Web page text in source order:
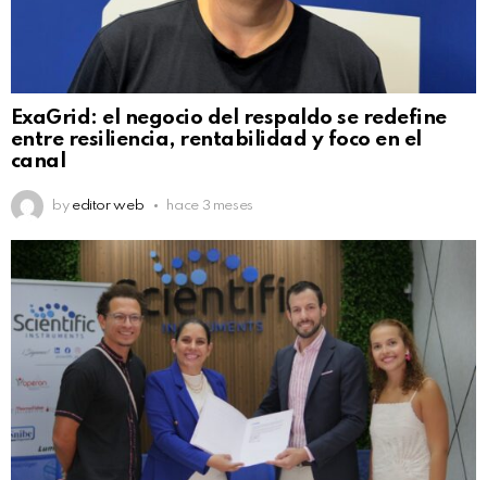
ExaGrid: el negocio del respaldo se redefine
entre resiliencia, rentabilidad y foco en el
canal
by editor web hace 3 meses